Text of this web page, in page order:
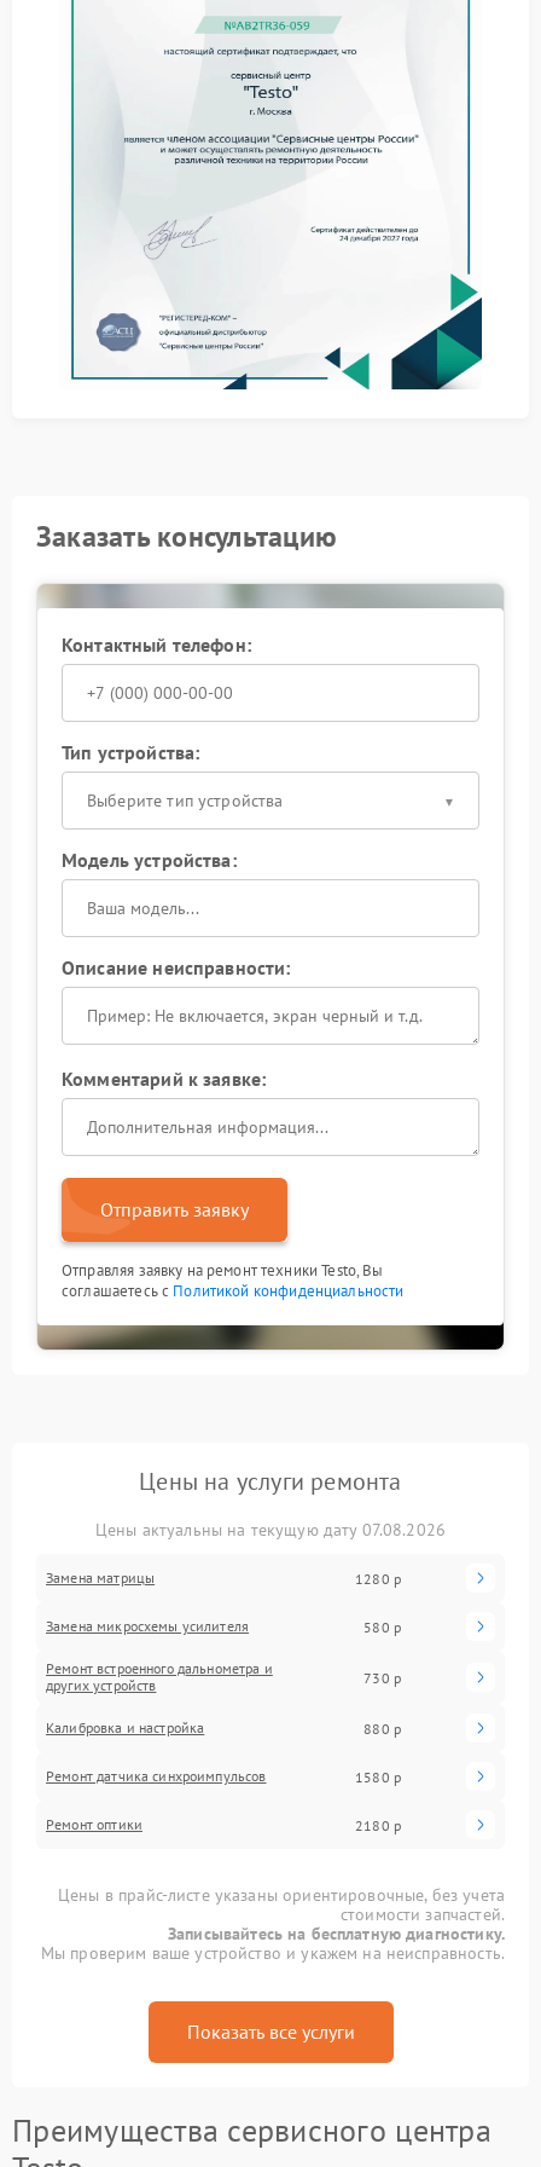
Работы выполняются в чистой зоне с
использованием оригинальных деталей бренда.
После ремонта обязательно проводится длительное
тестирование дисплея в разных режимах, чтобы
убедиться в стабильности картинки. На все
вмешательства распространяется гарантия.
тепловизор. Приносите устройство - мы быстро
разберемся и вернем четкое изображение на экран.
Заказать консультацию
Контактный телефон:
Тип устройства:
Выберите тип устройства
Модель устройства:
Описание неисправности:
Комментарий к заявке:
Отправить заявку
Отправляя заявку на ремонт техники Testo, Вы
соглашаетесь с Политикой конфиденциальности
Цены на услуги ремонта
Цены актуальны на текущую дату 07.08.2026
Замена матрицы 1280 р
Замена микросхемы усилителя 580 р
Ремонт встроенного дальнометра и
других устройств
730 р
Калибровка и настройка 880 р
Ремонт датчика синхроимпульсов 1580 р
Ремонт оптики 2180 р
Цены в прайс-листе указаны ориентировочные, без учета
стоимости запчастей.
Записывайтесь на бесплатную диагностику.
Мы проверим ваше устройство и укажем на неисправность.
Показать все услуги
Преимущества сервисного центра